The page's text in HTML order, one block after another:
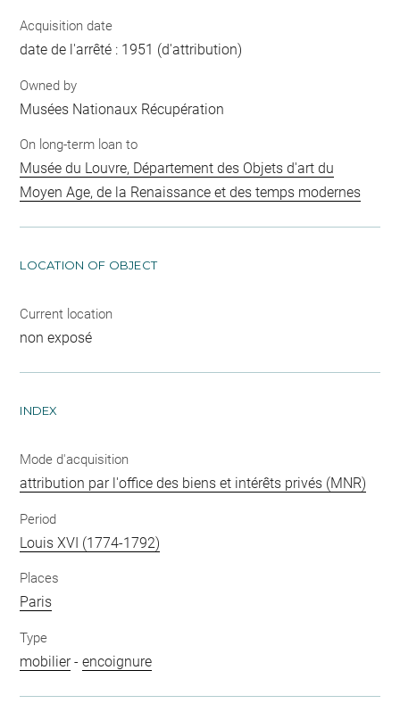
Acquisition date
date de l'arrêté : 1951 (d'attribution)
Owned by
Musées Nationaux Récupération
On long-term loan to
Musée du Louvre, Département des Objets d'art du
Moyen Age, de la Renaissance et des temps modernes
LOCATION OF OBJECT
Current location
non exposé
INDEX
Mode d'acquisition
attribution par l'office des biens et intérêts privés (MNR)
Period
Louis XVI (1774-1792)
Places
Paris
Type
mobilier-encoignure